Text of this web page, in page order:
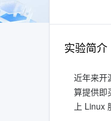
实验简介
近年来开
算提供即
上 Linux